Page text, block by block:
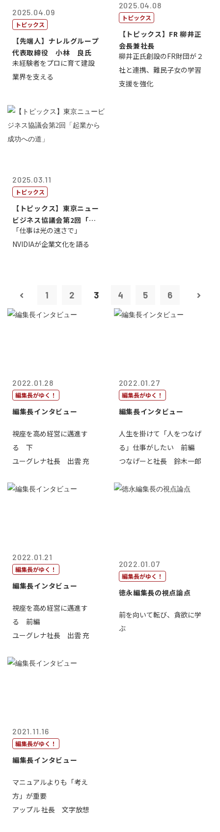
2025.04.09
トピックス
【先端人】ナレルグループ
代表取締役 小林 良氏
未経験者をプロに育て建設
業界を支える
2025.04.08
トピックス
【トピックス】FR 柳井正
会長兼社長
柳井正氏創設のFR財団が２
社と連携、難民子女の学習
支援を強化
2025.03.11
トピックス
【トピックス】東京ニュー
ビジネス協議会第2回「起
業から成功へ...
「仕事は光の速さで」
NVIDIAが企業文化を語る
1 2 3 4 5 6
2022.01.28
編集長がゆく！
編集長インタビュー
視座を高め経営に邁進す
る 下
ユーグレナ社長 出雲 充
2022.01.27
編集長がゆく！
編集長インタビュー
人生を掛けて「人をつなげ
る」仕事がしたい 前編
つなげーと社長 鈴木一郎
2022.01.21
編集長がゆく！
編集長インタビュー
視座を高め経営に邁進す
る 前編
ユーグレナ社長 出雲 充
2022.01.07
編集長がゆく！
徳永編集長の視点論点
前を向いて転び、貪欲に学
ぶ
2021.11.16
編集長がゆく！
編集長インタビュー
マニュアルよりも「考え
方」が重要
アップル 社長 文字放想